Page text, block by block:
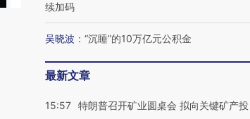
续加码
吴晓波 ： “沉睡”的10万亿元公积金
最新文章
15:57 特朗普召开矿业圆桌会 拟向关键矿产投